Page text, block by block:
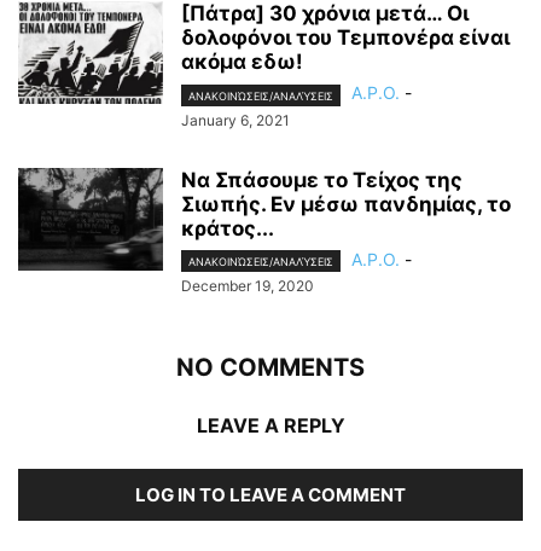
[Πάτρα] 30 χρόνια μετά… Οι
δολοφόνοι του Τεμπονέρα είναι
ακόμα εδω!
ΑΝΑΚΟΙΝΏΣΕΙΣ/ΑΝΑΛΎΣΕΙΣ A.P.O. -
January 6, 2021
Να Σπάσουμε το Τείχος της
Σιωπής. Εν μέσω πανδημίας, το
κράτος...
ΑΝΑΚΟΙΝΏΣΕΙΣ/ΑΝΑΛΎΣΕΙΣ A.P.O. -
December 19, 2020
NO COMMENTS
LEAVE A REPLY
LOG IN TO LEAVE A COMMENT